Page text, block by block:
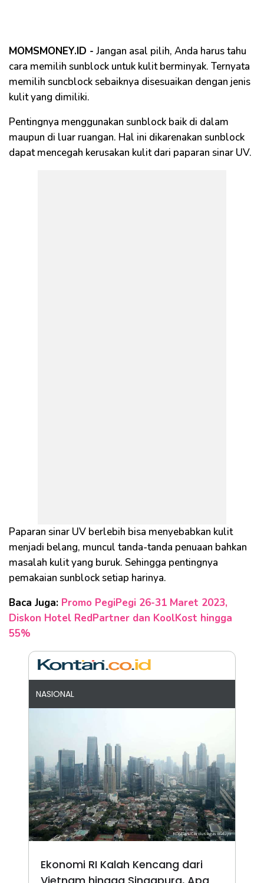
MOMSMONEY.ID - Jangan asal pilih, Anda harus tahu
cara memilih sunblock untuk kulit berminyak. Ternyata
memilih suncblock sebaiknya disesuaikan dengan jenis
kulit yang dimiliki.
Pentingnya menggunakan sunblock baik di dalam
maupun di luar ruangan. Hal ini dikarenakan sunblock
dapat mencegah kerusakan kulit dari paparan sinar UV.
Paparan sinar UV berlebih bisa menyebabkan kulit
menjadi belang, muncul tanda-tanda penuaan bahkan
masalah kulit yang buruk. Sehingga pentingnya
pemakaian sunblock setiap harinya.
Baca Juga: Promo PegiPegi 26-31 Maret 2023,
Diskon Hotel RedPartner dan KoolKost hingga
55%
NASIONAL
Ekonomi RI Kalah Kencang dari